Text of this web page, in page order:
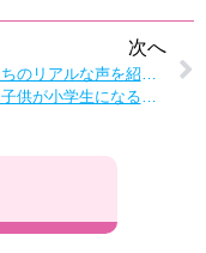
次へ
【ママたちのリアルな声を紹介！家事・育児の悩みはこうして解決】
になると何が大変？小学生ママの困りごと